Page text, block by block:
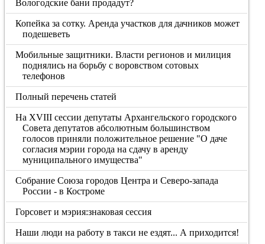
Вологодские бани продадут?
Копейка за сотку. Аренда участков для дачников может
подешеветь
Мобильные защитники. Власти регионов и милиция
поднялись на борьбу с воровством сотовых
телефонов
Полный перечень статей
На XVIII сессии депутаты Архангельского городского
Совета депутатов абсолютным большинством
голосов приняли положительное решение "О даче
согласия мэрии города на сдачу в аренду
муниципального имущества"
Собрание Союза городов Центра и Северо-запада
России - в Костроме
Горсовет и мэрия:знаковая сессия
Наши люди на работу в такси не ездят... А приходится!